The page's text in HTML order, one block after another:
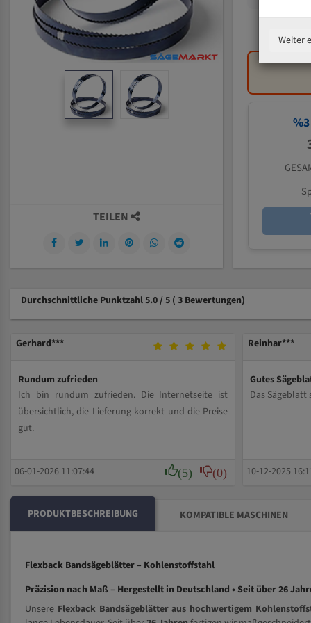
%3
TEILEN
Durchschnittliche Punktzahl 5.0 / 5 ( 3 Bewertungen)
Gerhard***
Rundum zufrieden
Ich bin rundum zufrieden. Die Internetseite ist
übersichtlich, die Lieferung korrekt und die Preise
gut.
06-01-2026 11:07:44 (5) (0)
Reinhar***
Gutes
Das Sägeblatt
10-12-2025
PRODUKTBESCHREIBUNG KOMPATIBLE MASCHINEN
Flexback Bandsägeblätter – Kohlenstoffstahl
Präzision nach Maß – Hergestellt in Deutschland • Seit über 26
Unsere Flexback Bandsägeblätter aus hochwertigem
Weiter